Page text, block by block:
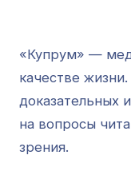
«Купрум» —
качестве
доказательных
на вопросы
зрения.